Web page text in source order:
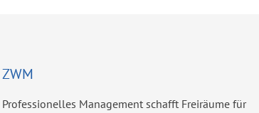
ZWM
Professionelles Management schafft Freiräume für